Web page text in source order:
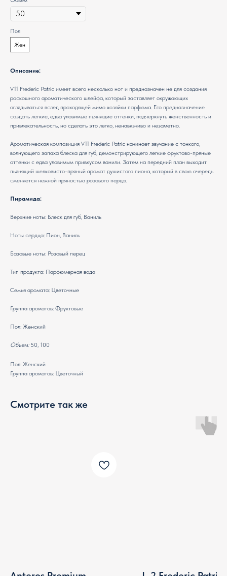
Пол
Жен
Описание:
V11 Frederic Patric имеет всего несколько нот и предназначен не для создания
роскошного ароматического шлейфа, который заставляет окружающих
оглядываться вслед проходящей мимо хозяйки парфюма. Его предназначение
создать легкие, едва уловимые пьянящие оттенки, подчеркнуть женственность и
привлекательность, но сделать это легко, ненавязчиво и незаметно.
Ароматическая композиция V11 Frederic Patric начинает звучание с тонкого,
волнующего запаха блеска для губ, демонстрирующего легкие фруктово-пряные
оттенки с едва уловимым привкусом ванили. Затем на передний план выходит
пьянящий шелковисто-пряный аромат душистого пиона, который в свою очередь
сменяется нежной пряностью розового перца.
Пирамида:
Верхние ноты: Блеск для губ, Ваниль
Ноты сердца: Пион, Ваниль
Базовые ноты: Розовый перец
Тип продукта: Парфюмерная вода
Семья аромата: Цветочные
Группа ароматов: Фруктовые
Пол: Женский
Объем:50, 100
Пол: Женский
Группа ароматов: Цветочный
Смотрите так же